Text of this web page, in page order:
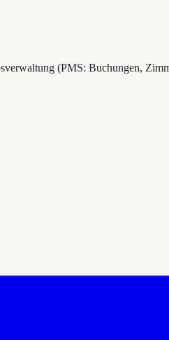
(PMS: Buchungen,